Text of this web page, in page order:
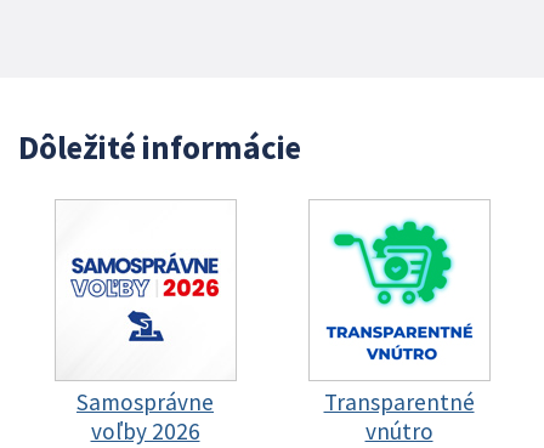
Dôležité informácie
Samosprávne
voľby 2026
Transparentné
vnútro